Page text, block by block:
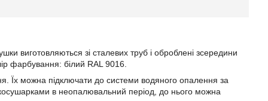
виготовляються зі сталевих труб і оброблені зсередини
фарбування: білий RAL 9016.
Їх можна підключати до системи водяного опалення за
в неопалювальний період, до нього можна